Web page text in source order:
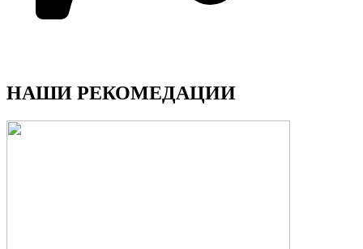
НАШИ РЕКОМЕДАЦИИ